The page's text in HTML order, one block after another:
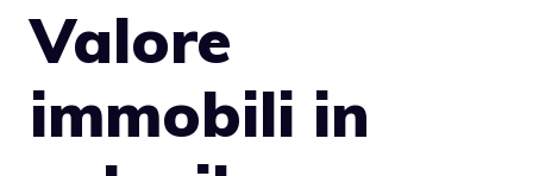
Valore
immobili in